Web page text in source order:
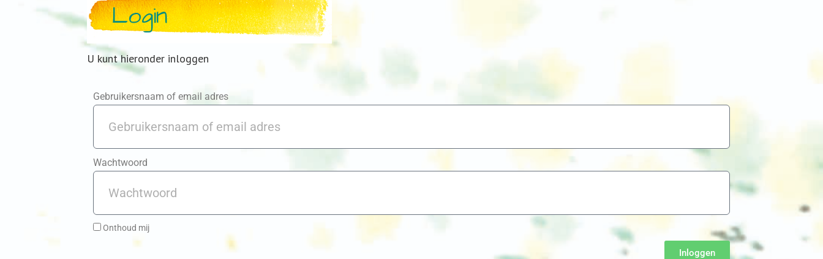
Login
U kunt hieronder inloggen
Gebruikersnaam of email adres
Wachtwoord
Onthoud mij
Inloggen